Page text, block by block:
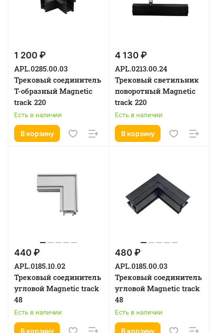
1 200 ₽
APL.0285.00.03
Трековый соединитель
Т-образный Magnetic
track 220
Есть в наличии
В корзину
4 130 ₽
APL.0213.00.24
Трековый светильник
поворотный Magnetic
track 220
Есть в наличии
В корзину
440 ₽
APL.0185.10.02
Трековый соединитель
угловой Magnetic track
48
Есть в наличии
В корзину
480 ₽
APL.0185.00.03
Трековый соединитель
угловой Magnetic track
48
Есть в наличии
В корзину